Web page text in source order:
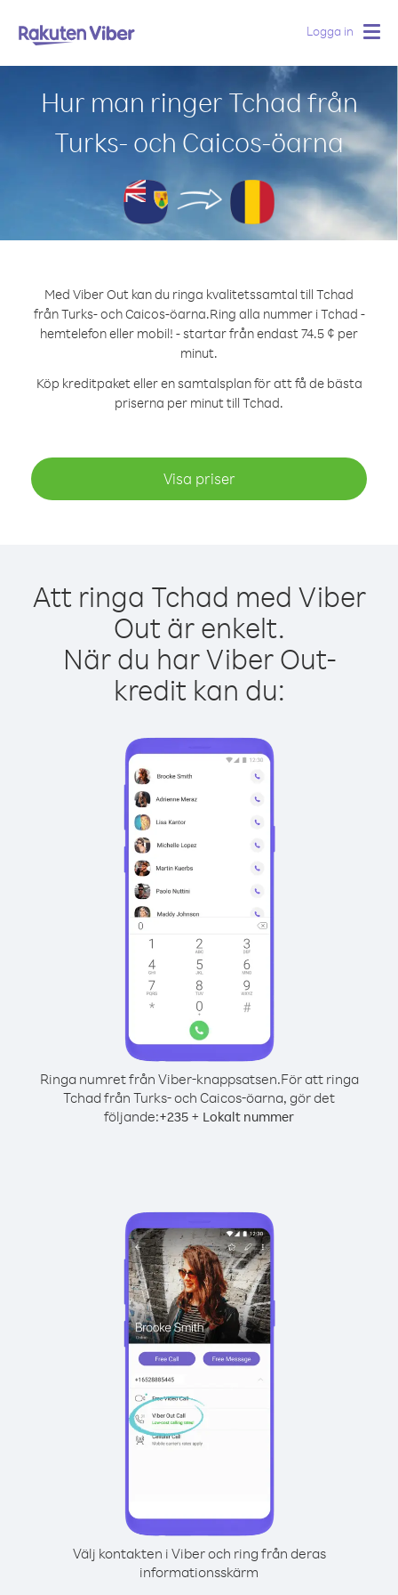
Logga in
Hur man ringer Tchad från
Turks- och Caicos-öarna
Med Viber Out kan du ringa kvalitetssamtal till Tchad
från Turks- och Caicos-öarna.Ring alla nummer i Tchad -
hemtelefon eller mobil! - startar från endast 74.5 ¢ per
minut.
Köp kreditpaket eller en samtalsplan för att få de bästa
priserna per minut till Tchad.
Visa priser
Att ringa Tchad med Viber
Out är enkelt.
När du har Viber Out-
kredit kan du:
Ringa numret från Viber-knappsatsen.För att ringa
Tchad från Turks- och Caicos-öarna, gör det
följande:+235 + Lokalt nummer
Välj kontakten i Viber och ring från deras
informationsskärm